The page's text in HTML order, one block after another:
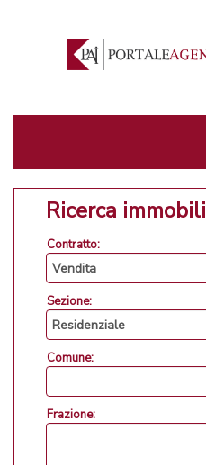
Ricerca immobili
Contratto:
Sezione:
Comune:
Frazione: